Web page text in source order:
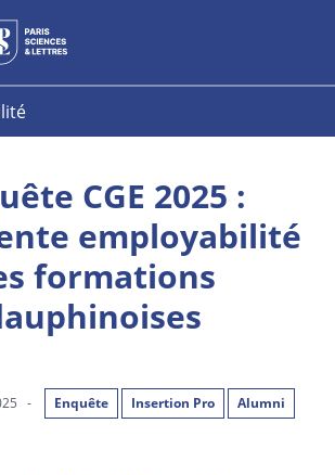
CGE 2025 :
employabilité
formations
- Enquête Insertion Pro Alumni